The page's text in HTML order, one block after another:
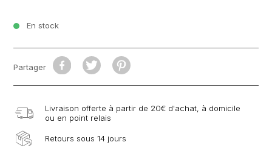
En stock
Partager
Livraison offerte à partir de 20€ d'achat, à domicile
ou en point relais
Retours sous 14 jours